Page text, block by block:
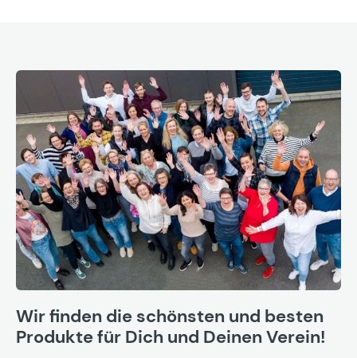
Wir finden die schönsten und besten
Produkte für Dich und Deinen Verein!